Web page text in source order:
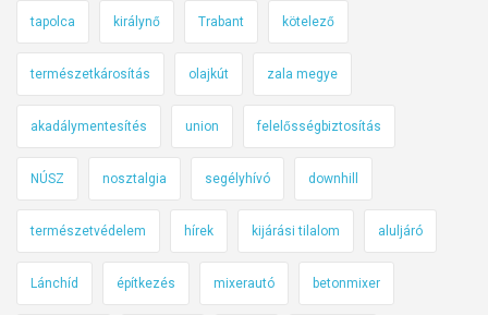
z
a
m
o
s
o
o
tapolca királynő Trabant kötelező
természetkárosítás olajkút zala megye
akadálymentesítés union felelősségbiztosítás
NÚSZ nosztalgia segélyhívó downhill
természetvédelem hírek kijárási tilalom aluljáró
Lánchíd építkezés mixerautó betonmixer